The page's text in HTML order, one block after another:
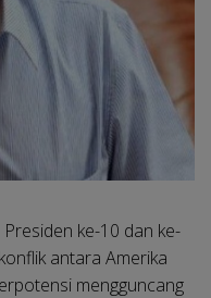
Presiden ke-10 dan ke-
antara Amerika
mengguncang